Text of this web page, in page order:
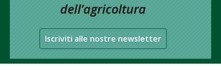
dell’agricoltura
Iscriviti alle nostre newsletter